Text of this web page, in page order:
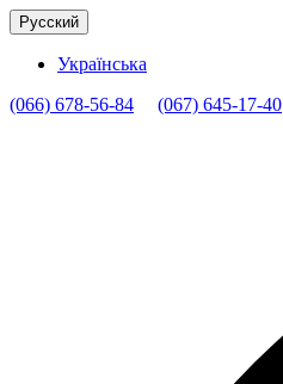
Русский
Українська
(066) 678-56-84
(067) 645-17-40